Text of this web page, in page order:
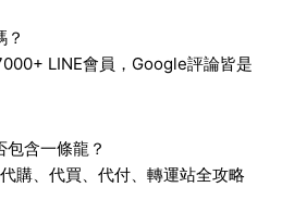
LINE會員，Google評論皆是
含一條龍？
購、代買、代付、轉運站全攻略